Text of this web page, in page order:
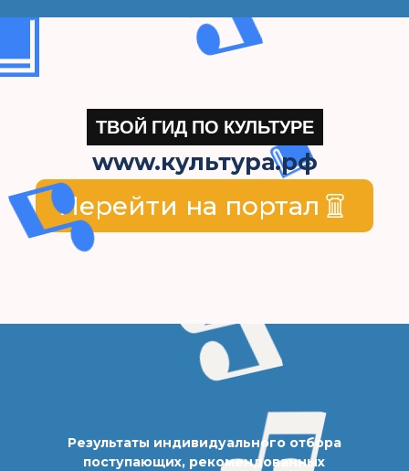
ТВОЙ ГИД ПО КУЛЬТУРЕ
www.культура.рф
Перейти на портал
Результаты индивидуального отбора
поступающих, рекомендованных